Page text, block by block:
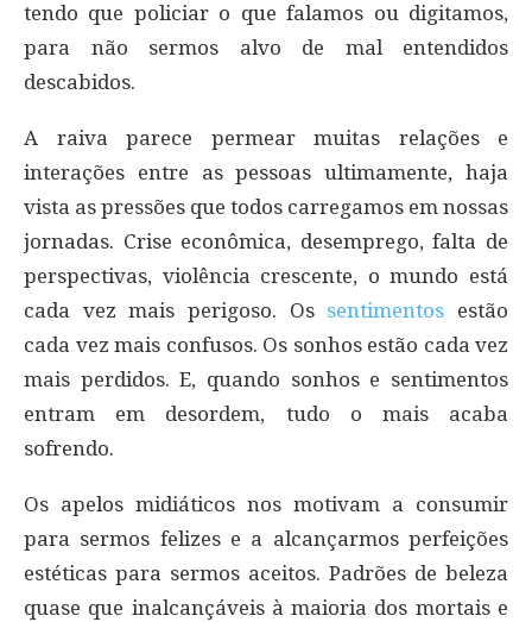
tendo que policiar o que falamos ou digitamos,
para não sermos alvo de mal entendidos
descabidos.
A raiva parece permear muitas relações e
interações entre as pessoas ultimamente, haja
vista as pressões que todos carregamos em nossas
jornadas. Crise econômica, desemprego, falta de
perspectivas, violência crescente, o mundo está
cada vez mais perigoso. Os sentimentos estão
cada vez mais confusos. Os sonhos estão cada vez
mais perdidos. E, quando sonhos e sentimentos
entram em desordem, tudo o mais acaba
sofrendo.
Os apelos midiáticos nos motivam a consumir
para sermos felizes e a alcançarmos perfeições
estéticas para sermos aceitos. Padrões de beleza
quase que inalcançáveis à maioria dos mortais e